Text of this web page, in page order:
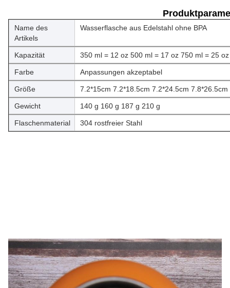
Name des
Artikels
Wasserflasche aus Edelstahl ohne BPA
Kapazität 350 ml = 12 oz 500 ml = 17 oz 750 ml = 25
Farbe Anpassungen akzeptabel
Größe 7.2*15cm 7.2*18.5cm 7.2*24.5cm 7.8*26.5cm
Gewicht 140 g 160 g 187 g 210 g
Flaschenmaterial 304 rostfreier Stahl